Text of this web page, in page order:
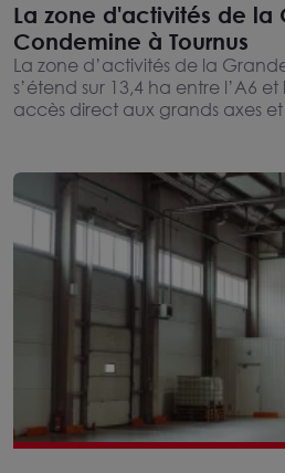
La zone d'activités de la
Condemine à Tournus
La zone d’activités de la
s’étend sur 13,4 ha entre l’A6
accès direct aux grands axes